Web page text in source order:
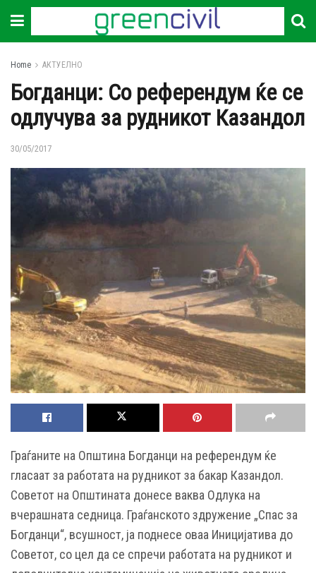
Home АКТУЕЛНО
Богданци: Со референдум ќе се
одлучува за рудникот Казандол
30/05/2017
Граѓаните на Општина Богданци на референдум ќе
гласаат за работата на рудникот за бакар Казандол.
Советот на Општината донесе ваква Одлука на
вчерашната седница. Граѓанското здружение „Спас за
Богданци“, всушност, ја поднесе оваа Иницијатива до
Советот, со цел да се спречи работата на рудникот и